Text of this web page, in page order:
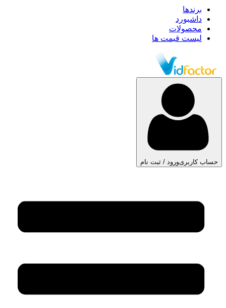
برندها
داشبورد
محصولات
لیست قیمت ها
حساب کاربریورود / ثبت نام